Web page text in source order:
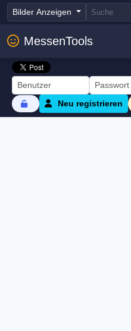
Bilder Anzeigen
MessenTools
Neu registrieren